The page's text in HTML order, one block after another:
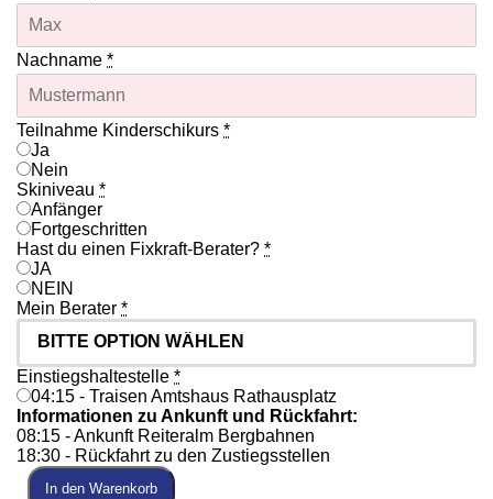
Nachname *
Teilnahme Kinderschikurs *
Ja
Nein
Skiniveau *
Anfänger
Fortgeschritten
Hast du einen Fixkraft-Berater? *
JA
NEIN
Mein Berater *
Einstiegshaltestelle *
04:15 - Traisen Amtshaus Rathausplatz
Informationen zu Ankunft und Rückfahrt:
08:15 - Ankunft Reiteralm Bergbahnen
18:30 - Rückfahrt zu den Zustiegsstellen
In den Warenkorb